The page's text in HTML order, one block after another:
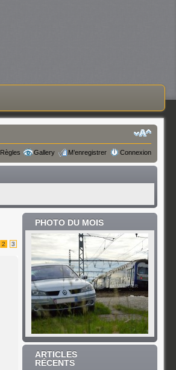
Règles Gallery M’enregistrer Connexion
2 3
PHOTO DU MOIS
ARTICLES
RÉCENTS